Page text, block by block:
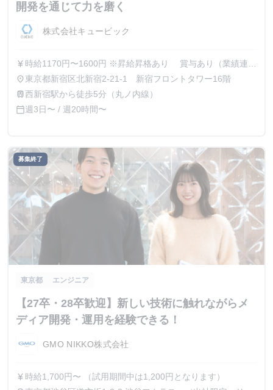
開発を通じて力を磨く
株式会社キュービック
currency_yen 時給1170円〜1600円 ※昇給昇格あり 賞与あり（業績連
動） 社歴に応じて有給休暇の付与あり
place東京都新宿区北新宿2‐21‐1 新宿フロントタワー16階
train西新宿駅から徒歩5分（丸ノ内線）
calendar_today週3日〜 / 週20時間〜
募集終了
東京都 エンジニア
【27卒・28卒歓迎】新しい技術に触れながらメ
ディア開発・運用を経験できる！
GMO NIKKO株式会社
currency_yen 時給1,700円〜 （試用期間中は1,200円となります）